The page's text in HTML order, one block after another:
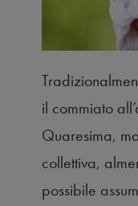
il commiato
Quaresima,
collettiva,
possibile